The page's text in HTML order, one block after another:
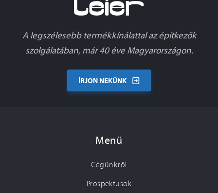
A legszélesebb termékkínálattal az építkezők
szolgálatában, már 40 éve Magyarországon.
ÍRJON NEKÜNK
Menü
Cégünkről
Prospektusok